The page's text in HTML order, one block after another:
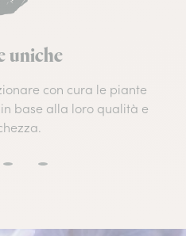
uniche
con cura le piante
base alla loro qualità e